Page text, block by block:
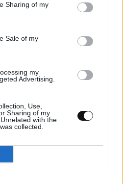
Sharing of my
Sale of my
my
Advertising.
Use,
Sharing of my
with the
collected.
καταγραφεί σήμερα.
αντιπροσωπεύουν
από τον σχηματισμό
πέρα από τον
σχεδόν 10 φορές το
– φωτίζοντας το
μετανάστευσης του
την ιστορία του
συστήματος